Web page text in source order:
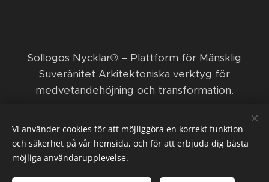
​Sollogos Nycklar® – Plattform för Mänsklig
Suveränitet Arkitektoniska verktyg för
medvetandehöjning och transformation. ​
© 2026 Sollogos Nycklar ägs och förvaltas av den
ekonomiska föreningen Nya positiva framsteg med
Orka och Funka.
Vi använder cookies för att möjliggöra en korrekt funktion
och säkerhet på vår hemsida, och för att erbjuda dig bästa
möjliga användarupplevelse.